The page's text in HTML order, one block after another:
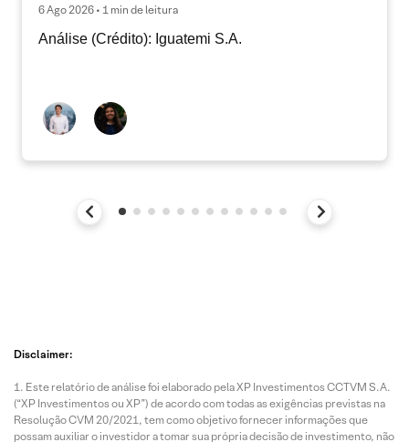
6 Ago 2026 • 1 min de leitura
Análise (Crédito): Iguatemi S.A.
Disclaimer:
Este relatório de análise foi elaborado pela XP Investimentos CCTVM S.A.
(“XP Investimentos ou XP”) de acordo com todas as exigências previstas na
Resolução CVM 20/2021, tem como objetivo fornecer informações que
possam auxiliar o investidor a tomar sua própria decisão de investimento, não